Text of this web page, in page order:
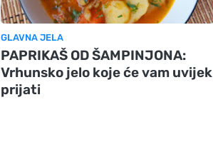
GLAVNA JELA
PAPRIKAŠ OD ŠAMPINJONA:
Vrhunsko jelo koje će vam uvijek
prijati